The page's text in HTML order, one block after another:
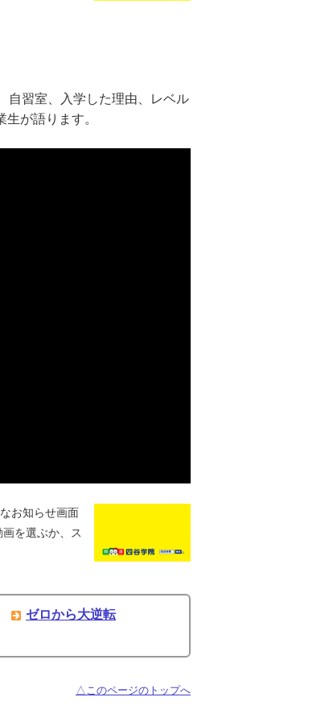
自習室、入学した理由、レベル
が語ります。
お知らせ画面
を選ぶか、ス
ゼロから大逆転
△このページのトップへ